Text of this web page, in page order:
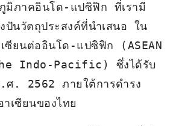
ภูมิภาคอินโด-แปซิฟิก ที่เรามี
ปันวัตถุประสงค์ที่นำเสนอ ใน
เซียนต่ออินโด-แปซิฟิก (ASEAN
Indo-Pacific) ซึ่งได้รับ
.ศ. 2562 ภายใต้การดำรง
เซียนของไทย